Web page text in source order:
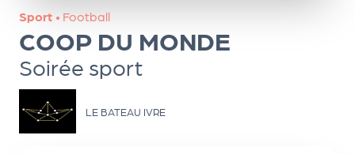
Sport • Football
COOP DU MONDE
Soirée sport
LE BATEAU IVRE
ns
PR
O
G!
PR